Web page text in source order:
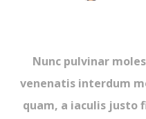
Nunc pulvinar
venenatis interdum
quam, a iaculis justo